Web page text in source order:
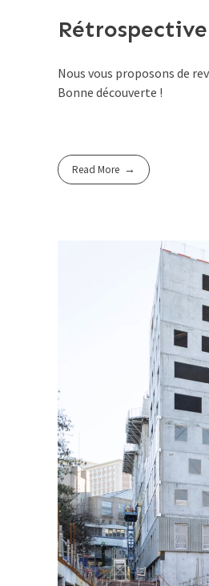
Nous vous proposons de
Bonne découverte !
Read More